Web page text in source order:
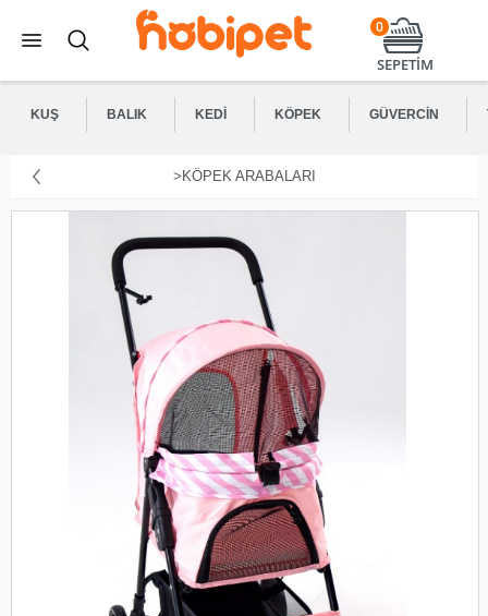
0
SEPETİM
KUŞ BALIK KEDI KÖPEK GÜVERCIN
>KÖPEK ARABALARI